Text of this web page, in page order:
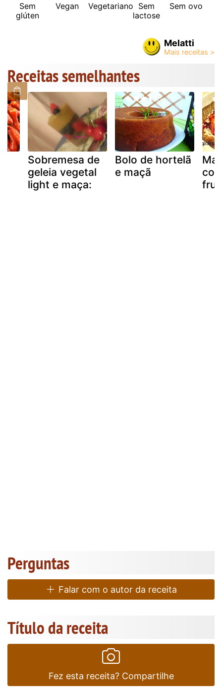
Sem
glúten
Vegan Vegetariano Sem
lactose
Sem ovo
Melatti
Receitas semelhantes
Sobremesa de
geleia vegetal
light e maça:
Bolo de hortelã
e maçã
Perguntas
Falar com o autor da receita
Título da receita
Fez esta receita? Compartilhe